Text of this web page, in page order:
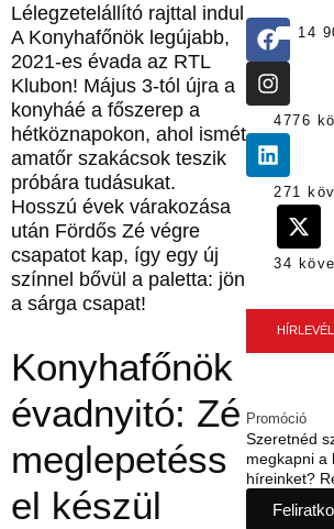
Lélegzetelállító rajttal indul
A Konyhafőnök legújabb,
2021-es évada az RTL
Klubon! Május 3-tól újra a
konyháé a főszerep a
hétköznapokon, ahol ismét
amatőr szakácsok teszik
próbára tudásukat.
Hosszú évek várakozása
után Fördős Zé végre
csapatot kap, így egy új
színnel bővül a paletta: jön
a sárga csapat!
Konyhafőnök
évadnyitó: Zé
meglepetéss
el készül
14
4776
271
34
HÍRLEVÉL
Szeretnéd
megkapni a
híreinket?
Promóció